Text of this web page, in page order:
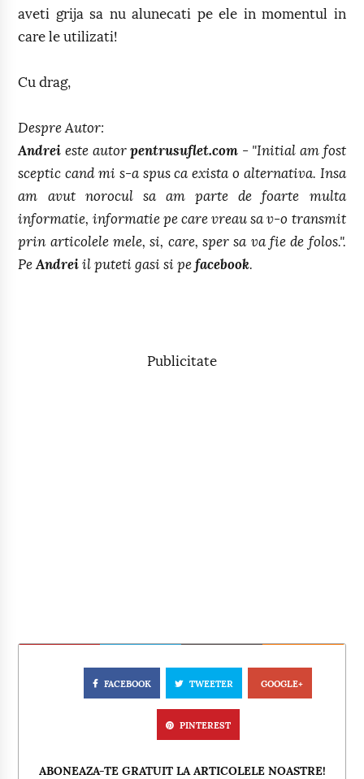
aveti grija sa nu alunecati pe ele in momentul in
care le utilizati!
Cu drag,
Despre Autor:
Andrei este autorpentrusuflet.com - "Initial am fost
sceptic cand mi s-a spus ca exista o alternativa. Insa
am avut norocul sa am parte de foarte multa
informatie, informatie pe care vreau sa v-o transmit
prin articolele mele, si, care, sper sa va fie de folos.".
PeAndrei il puteti gasi si pefacebook.
Publicitate
FACEBOOK TWEETER GOOGLE+
PINTEREST
ABONEAZA-TE GRATUIT LA ARTICOLELE NOASTRE!